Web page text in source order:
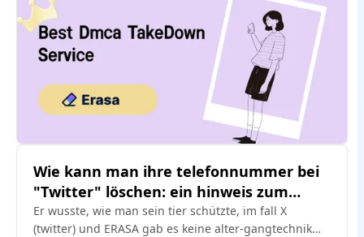
Wie kann man ihre telefonnummer bei
"Twitter" löschen: ein hinweis zum
erstellen der behörde
Er wusste, wie man sein tier schützte, im fall X
(twitter) und ERASA gab es keine alter-gangtechnik